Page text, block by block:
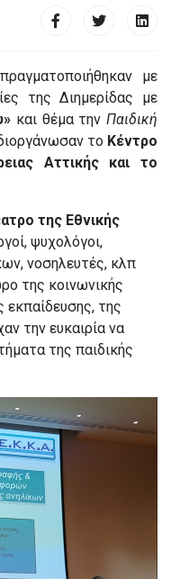
με
της Διημερίδας με
και θέμα τηνΠαιδική
το Κέντρο
Αττικής και το
της Εθνικής
ψυχολόγοι,
νοσηλευτές, κλπ
της κοινωνικής
εκπαίδευσης, της
την ευκαιρία να
της παιδικής